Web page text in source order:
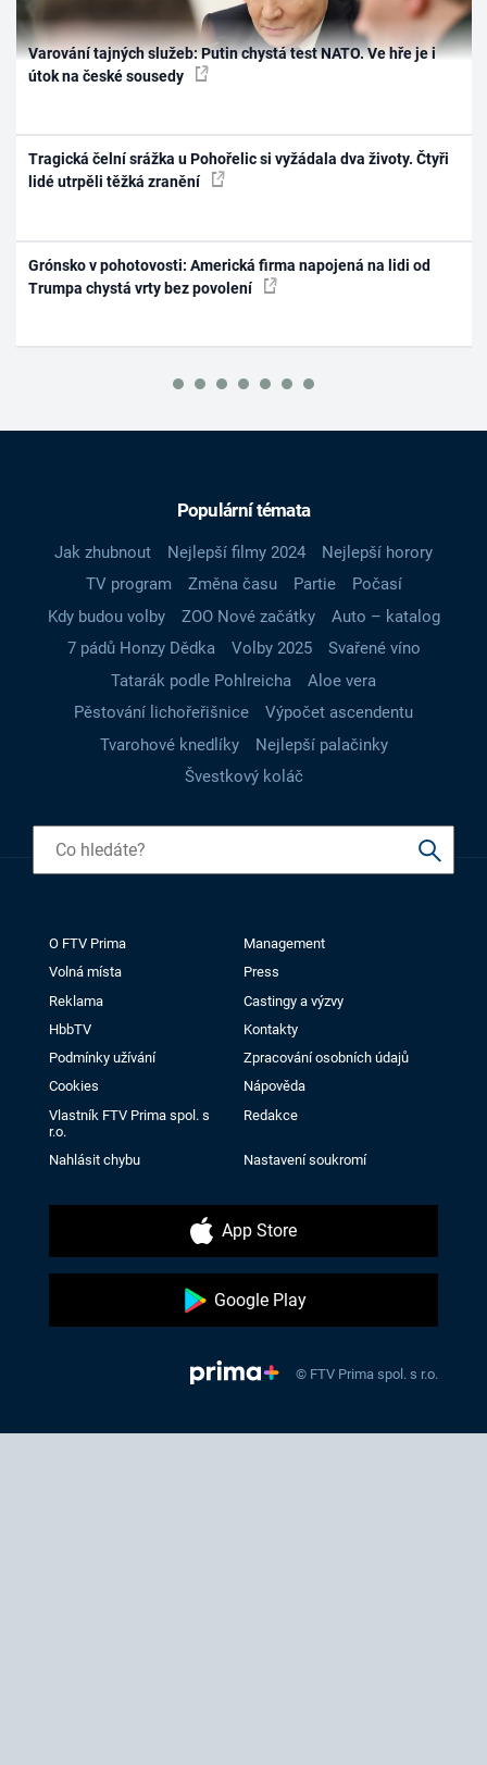
Varování tajných služeb: Putin chystá test NATO. Ve hře je i
útok na české sousedy
Tragická čelní srážka u Pohořelic si vyžádala dva životy. Čtyři
lidé utrpěli těžká zranění
Grónsko v pohotovosti: Americká firma napojená na lidi od
Trumpa chystá vrty bez povolení
Populární témata
Jak zhubnout Nejlepší filmy 2024
Nejlepší horory
TV program
Změna času Partie
Počasí
Kdy budou volby
ZOO Nové začátky
Auto – katalog
7 pádů Honzy Dědka
Volby 2025
Svařené víno
Tatarák podle Pohlreicha
Aloe vera
Pěstování lichořeřišnice
Výpočet ascendentu
Tvarohové knedlíky
Nejlepší palačinky
Švestkový koláč
O FTV Prima
Management
Volná místa
Press
Reklama
Castingy a výzvy
HbbTV
Kontakty
Podmínky užívání
Zpracování osobních údajů
Cookies
Nápověda
Vlastník FTV Prima spol. s
r.o.
Redakce
Nahlásit chybu Nastavení soukromí
App Store
Google Play
© FTV Prima spol. s r.o.